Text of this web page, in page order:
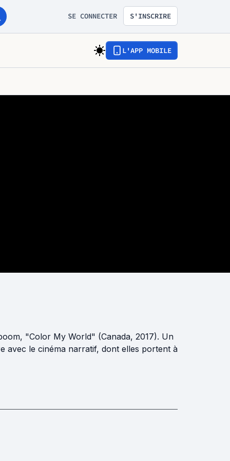
SE CONNECTER S'INSCRIRE
L'APP MOBILE
"Color My World" (Canada, 2017). Un
avec le cinéma narratif, dont elles portent à